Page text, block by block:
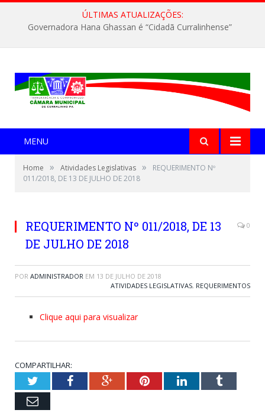
ÚLTIMAS ATUALIZAÇÕES:
Governadora Hana Ghassan é “Cidadã Curralinhense”
MENU
Home » Atividades Legislativas »
REQUERIMENTO Nº
011/2018, DE 13 DE JULHO DE 2018
REQUERIMENTO Nº 011/2018, DE 13
DE JULHO DE 2018
0
POR ADMINISTRADOR EM 13 DE JULHO DE 2018
ATIVIDADES LEGISLATIVAS, REQUERIMENTOS
Clique aqui para visualizar
COMPARTILHAR:
TwitterFacebookGoogle+PinterestLinkedInTumblr
Email